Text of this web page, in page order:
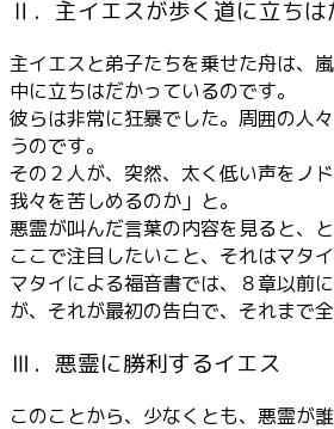
Ⅱ．主イエスが歩く道に立ち
主イエスと弟子たちを乗せた舟は、
中に立ちはだかっているのです。
彼らは非常に狂暴でした。周囲の人
うのです。
その２人が、突然、太く低い声をノ
我々を苦しめるのか」と。
悪霊が叫んだ言葉の内容を見ると、
ここで注目したいこと、それはマタ
マタイによる福音書では、８章以前
が、それが最初の告白で、それまで
Ⅲ．悪霊に勝利するイエス
このことから、少なくとも、悪霊が